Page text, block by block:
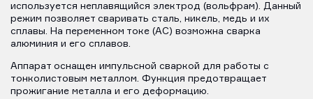
используется неплавящийся электрод (вольфрам). Данный
режим позволяет сваривать сталь, никель, медь и их
сплавы. На переменном токе (AC) возможна сварка
алюминия и его сплавов.
Аппарат оснащен импульсной сваркой для работы с
тонколистовым металлом. Функция предотвращает
прожигание металла и его деформацию.